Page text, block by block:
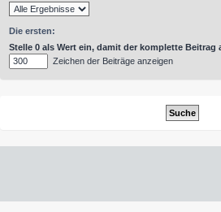
Die ersten:
Stelle 0 als Wert ein, damit der komplette Beitrag
Zeichen der Beiträge anzeigen